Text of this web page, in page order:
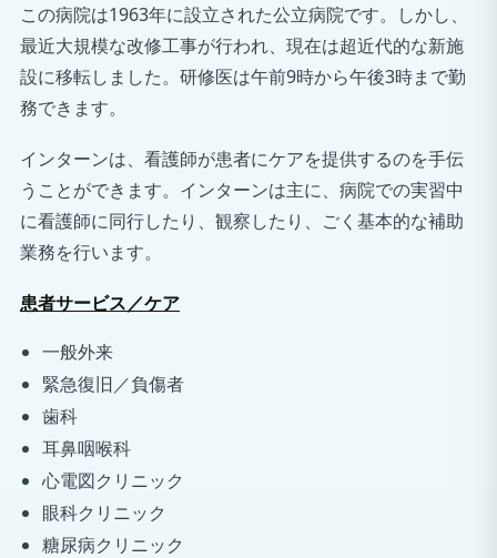
この病院は1963年に設立された公立病院です。しかし、
最近大規模な改修工事が行われ、現在は超近代的な新施
設に移転しました。研修医は午前9時から午後3時まで勤
務できます。
インターンは、看護師が患者にケアを提供するのを手伝
うことができます。インターンは主に、病院での実習中
に看護師に同行したり、観察したり、ごく基本的な補助
業務を行います。
患者サービス／ケア
一般外来
緊急復旧／負傷者
歯科
耳鼻咽喉科
心電図クリニック
眼科クリニック
糖尿病クリニック